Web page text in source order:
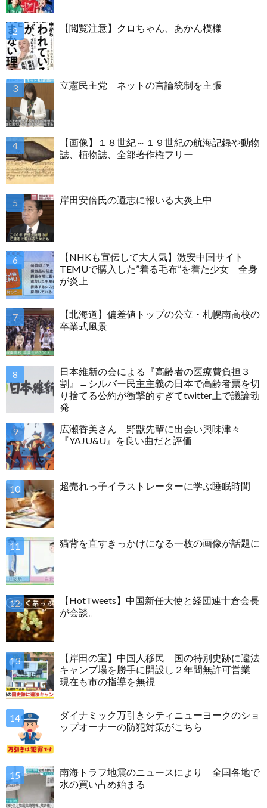
【閲覧注意】クロちゃん、あかん模様
立憲民主党 ネットの言論統制を主張
【画像】１８世紀～１９世紀の航海記録や動物
誌、植物誌、全部著作権フリー
岸田安倍氏の遺志に報いる大炎上中
【NHKも宣伝して大人気】激安中国サイト
TEMUで購入した”着る毛布”を着た少女 全身
が炎上
【北海道】偏差値トップの公立・札幌南高校の
卒業式風景
日本維新の会による『高齢者の医療費負担３
割』←シルバー民主主義の日本で高齢者票を切
り捨てる公約が衝撃的すぎてtwitter上で議論勃
発
広瀬香美さん 野獣先輩に出会い興味津々
『YAJU&U』を良い曲だと評価
超売れっ子イラストレーターに学ぶ睡眠時間
猫背を直すきっかけになる一枚の画像が話題に
【HotTweets】中国新任大使と経団連十倉会長
が会談。
【岸田の宝】中国人移民 国の特別史跡に違法
キャンプ場を勝手に開設し２年間無許可営業
現在も市の指導を無視
ダイナミック万引きシティニューヨークのショ
ップオーナーの防犯対策がこちら
南海トラフ地震のニュースにより 全国各地で
水の買い占め始まる